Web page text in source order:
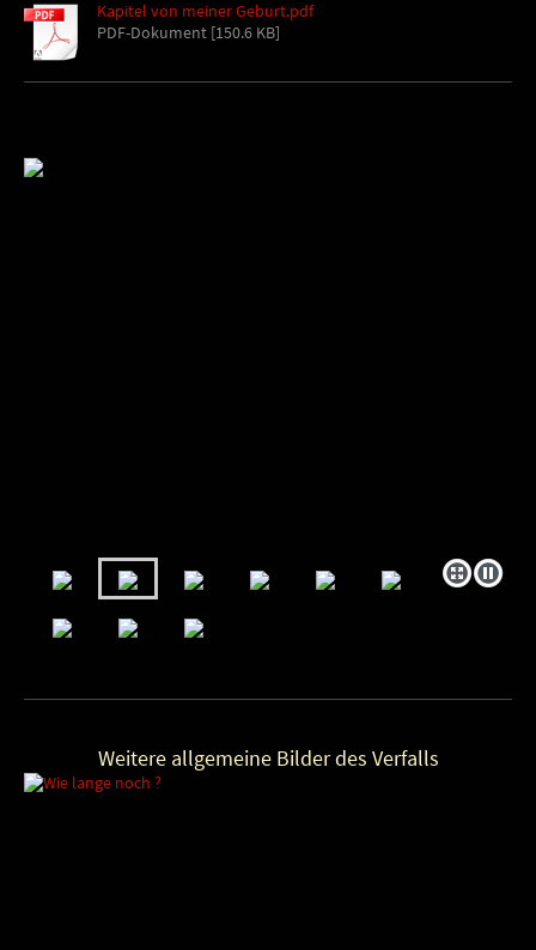
Kapitel von meiner Geburt.pdf
PDF-Dokument [150.6 KB]
Weitere allgemeine Bilder des Verfalls